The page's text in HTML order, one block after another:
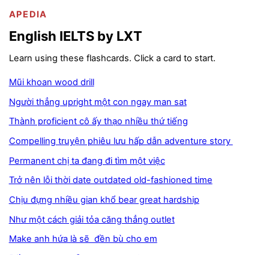
APEDIA
English IELTS by LXT
Learn using these flashcards. Click a card to start.
Mũi khoan wood drill
Người thẳng upright một con ngay man sat
Thành proficient cô ấy thạo nhiều thứ tiếng
Compelling truyện phiêu lưu hấp dẫn adventure story
Permanent chị ta đang đi tìm một việc
Trở nên lỗi thời date outdated old-fashioned time
Chịu đựng nhiều gian khổ bear great hardship
Như một cách giải tỏa căng thẳng outlet
Make anh hứa là sẽ đền bù cho em